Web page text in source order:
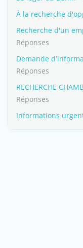
À la recherche
Recherche d'un
Réponses
Demande
Réponses
RECHERCHE
Réponses
Informations